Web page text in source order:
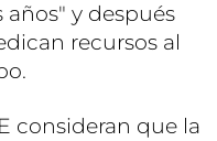
y después
recursos al
consideran que la